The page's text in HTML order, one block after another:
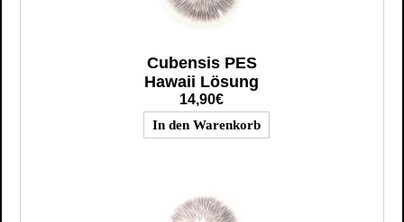
Cubensis PES
Hawaii Lösung
14,90€